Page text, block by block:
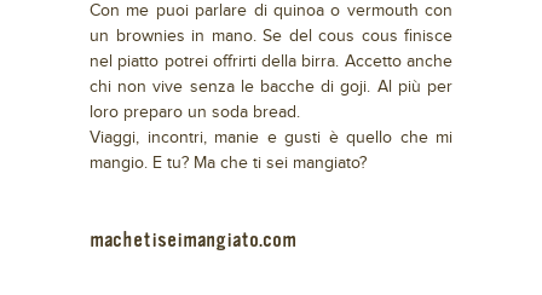
Con me puoi parlare di quinoa o vermouth con
un brownies in mano. Se del cous cous finisce
nel piatto potrei offrirti della birra. Accetto anche
chi non vive senza le bacche di goji. Al più per
loro preparo un soda bread.
Viaggi, incontri, manie e gusti è quello che mi
mangio. E tu? Ma che ti sei mangiato?
machetiseimangiato.com